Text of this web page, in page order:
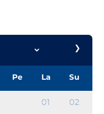
❯
Pe La Su
01 02